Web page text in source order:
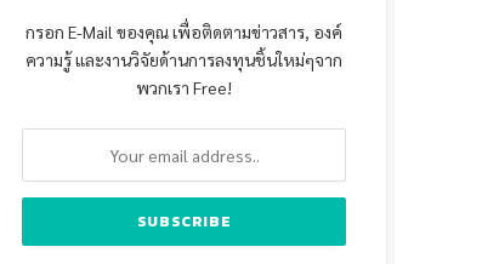
กรอก E-Mail ของคุณ เพื่อติดตามข่าวสาร, องค์
ความรู้ และงานวิจัยด้านการลงทุนชิ้นใหม่ๆจาก
พวกเรา Free!